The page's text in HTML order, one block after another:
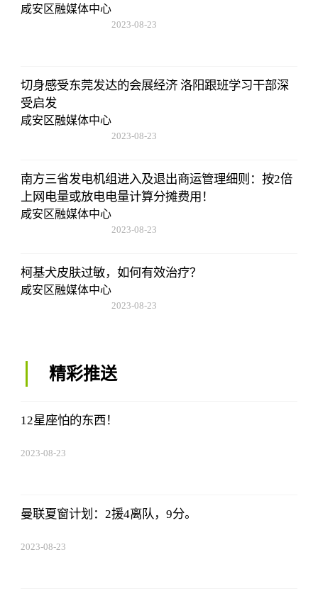
咸安区融媒体中心
2023-08-23
切身感受东莞发达的会展经济 洛阳跟班学习干部深
受启发
咸安区融媒体中心
2023-08-23
南方三省发电机组进入及退出商运管理细则：按2倍
上网电量或放电电量计算分摊费用！
咸安区融媒体中心
2023-08-23
柯基犬皮肤过敏，如何有效治疗？
咸安区融媒体中心
2023-08-23
精彩推送
12星座怕的东西！
2023-08-23
曼联夏窗计划：2援4离队，9分。
2023-08-23